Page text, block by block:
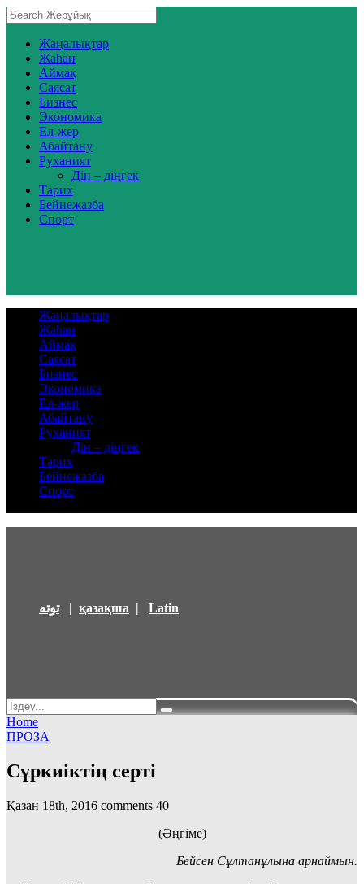
Жаңалықтар
Жаһан
Аймақ
Саясат
Бизнес
Экономика
Ел-жер
Абайтану
Руханият
Дін – діңгек
Тарих
Бейнежазба
Спорт
Жаңалықтар
Жаһан
Аймақ
Саясат
Бизнес
Экономика
Ел-жер
Абайтану
Руханият
Дін – діңгек
Тарих
Бейнежазба
Спорт
توتە| қазақша | Latin
Home
ПРОЗА
Сұркиіктің серті
Қазан 18th, 2016 comments 40
(Әңгіме)
Бейсен Сұлтанұлына арнаймын.